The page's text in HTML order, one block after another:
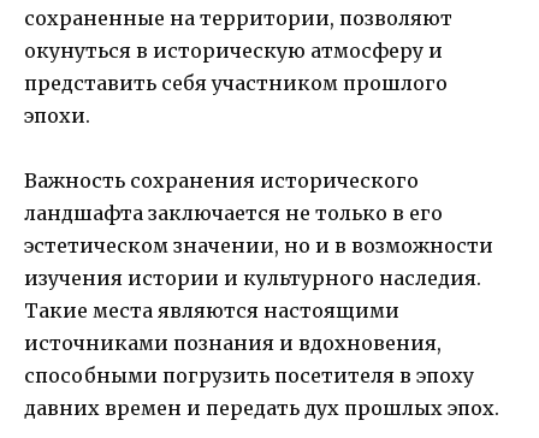
сохраненные на территории, позволяют
окунуться в историческую атмосферу и
представить себя участником прошлого
эпохи.
Важность сохранения исторического
ландшафта заключается не только в его
эстетическом значении, но и в возможности
изучения истории и культурного наследия.
Такие места являются настоящими
источниками познания и вдохновения,
способными погрузить посетителя в эпоху
давних времен и передать дух прошлых эпох.